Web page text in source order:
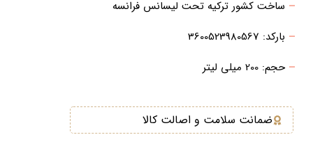
– ساخت کشور ترکیه تحت لیسانس فرانسه
– بارکد: 3600523980567
– حجم: 200 میلی لیتر
ضمانت سلامت و اصالت کالا